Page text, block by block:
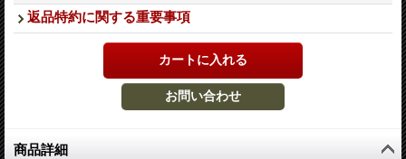
返品特約に関する重要事項
商品詳細